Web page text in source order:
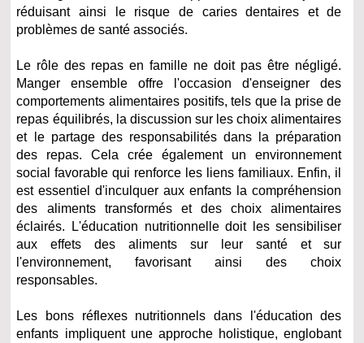
réduisant ainsi le risque de caries dentaires et de
problèmes de santé associés.
Le rôle des repas en famille ne doit pas être négligé.
Manger ensemble offre l'occasion d'enseigner des
comportements alimentaires positifs, tels que la prise de
repas équilibrés, la discussion sur les choix alimentaires
et le partage des responsabilités dans la préparation
des repas. Cela crée également un environnement
social favorable qui renforce les liens familiaux. Enfin, il
est essentiel d'inculquer aux enfants la compréhension
des aliments transformés et des choix alimentaires
éclairés. L'éducation nutritionnelle doit les sensibiliser
aux effets des aliments sur leur santé et sur
l'environnement, favorisant ainsi des choix
responsables.
Les bons réflexes nutritionnels dans l'éducation des
enfants impliquent une approche holistique, englobant